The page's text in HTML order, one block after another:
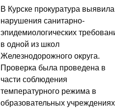
В Курске прокуратура выявила
нарушения санитарно-
эпидемиологических
в одной из школ
Железнодорожного округа.
Проверка была проведена в
части соблюдения
температурного режима в
образовательных